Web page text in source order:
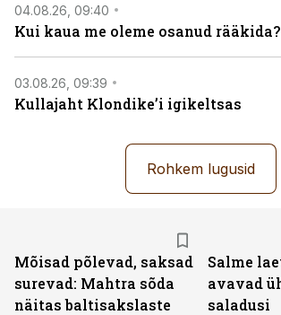
04.08.26, 09:40
Kui kaua me oleme osanud rääkida?
03.08.26, 09:39
Kullajaht Klondike’i igikeltsas
Rohkem lugusid
Mõisad põlevad, saksad
surevad: Mahtra sõda
näitas baltisakslaste
Salme
avavad
saladusi